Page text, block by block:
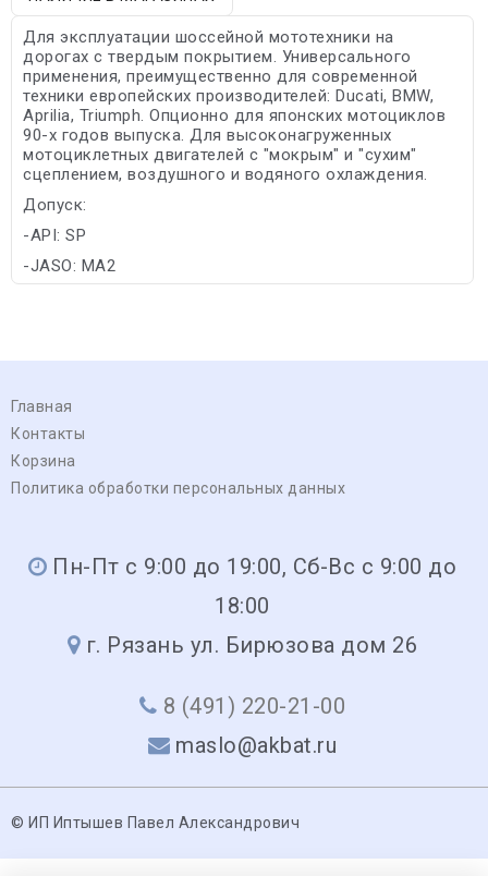
Для эксплуатации шоссейной мототехники на
дорогах с твердым покрытием. Универсального
применения, преимущественно для современной
техники европейских производителей: Ducati, BMW,
Aprilia, Triumph. Опционно для японских мотоциклов
90-х годов выпуска. Для высоконагруженных
мотоциклетных двигателей с "мокрым" и "сухим"
сцеплением, воздушного и водяного охлаждения.
Допуск:
-API: SP
-JASO: MA2
Главная
Контакты
Корзина
Политика обработки персональных данных
Пн-Пт с 9:00 до 19:00, Сб-Вс с 9:00 до
18:00
г. Рязань ул. Бирюзова дом 26
8 (491) 220-21-00
maslo@akbat.ru
© ИП Иптышев Павел Александрович